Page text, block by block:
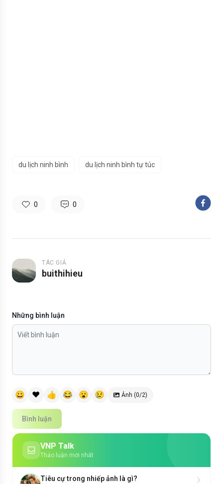
du lịch ninh bình du lịch ninh bình tự túc
0 0
TÁC GIẢ
buithihieu
Những bình luận
😀 ❤️ 👍 😂 😮 😢 Ảnh (0/2)
Bình luận
VNP Talk
Thảo luận mới nhất
Tiêu cự trong nhiếp ảnh là gì?